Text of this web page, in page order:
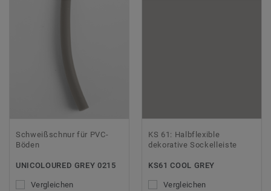
Schweißschnur für PVC-
Böden
UNICOLOURED GREY 0215
Vergleichen
KS 61: Halbflexible
dekorative Sockelleiste
KS61 COOL GREY
Vergleichen